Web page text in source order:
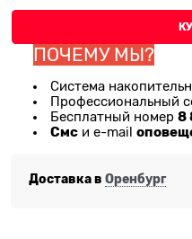
ПОЧЕМУ МЫ?
Система
Профессиональный
Бесплатный номер 8
Смс и e-mail
Доставка в Оренбург